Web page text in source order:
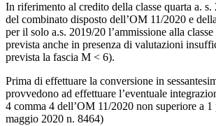
In riferimento al credito della classe quarta a. s.
del combinato disposto dell’OM 11/2020 e
per il solo a.s. 2019/20 l’ammissione alla classe
prevista anche in presenza di valutazioni
prevista la fascia M < 6).
Prima di effettuare la conversione in
provvedono ad effettuare l’eventuale
4 comma 4 dell’OM 11/2020 non superiore a
maggio 2020 n. 8464)